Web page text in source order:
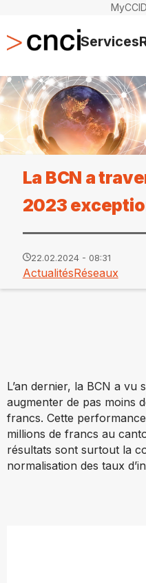
MyCCI
Services
La BCN a
2023
22.02.2024 - 08:31
ActualitésRéseaux
L’an dernier, la BCN a
augmenter de pas moins
francs. Cette
millions de francs au
résultats sont surtout la
normalisation des taux